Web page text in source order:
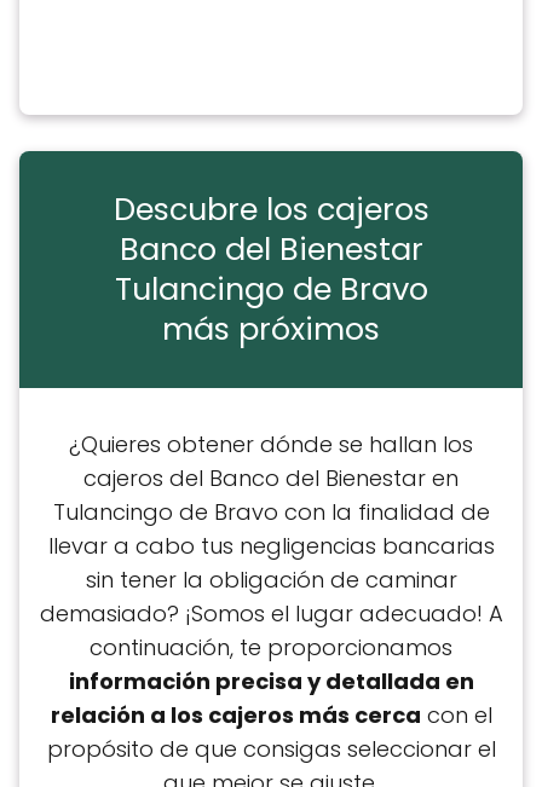
Descubre los cajeros
Banco del Bienestar
Tulancingo de Bravo
más próximos
¿Quieres obtener dónde se hallan los
cajeros del Banco del Bienestar en
Tulancingo de Bravo con la finalidad de
llevar a cabo tus negligencias bancarias
sin tener la obligación de caminar
demasiado? ¡Somos el lugar adecuado! A
continuación, te proporcionamos
información precisa y detallada en
relación a los cajeros más cerca con el
propósito de que consigas seleccionar el